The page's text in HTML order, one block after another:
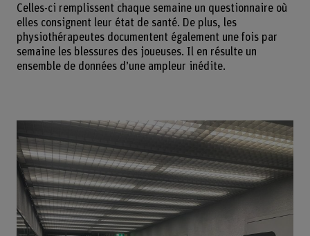
Celles-ci remplissent chaque semaine un questionnaire où
elles consignent leur état de santé. De plus, les
physiothérapeutes documentent également une fois par
semaine les blessures des joueuses. Il en résulte un
ensemble de données d’une ampleur inédite.